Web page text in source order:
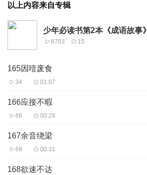
以上内容来自专辑
少年必读书第2本《成语故事》
8703 15
165因噎废食
34 01:07
166应接不暇
66 00:28
167余音绕梁
68 00:31
168欲速不达